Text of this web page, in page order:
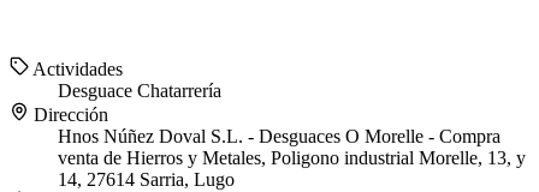
Actividades
Desguace Chatarrería
Dirección
Hnos Núñez Doval S.L. - Desguaces O Morelle - Compra
venta de Hierros y Metales, Poligono industrial Morelle, 13, y
14, 27614 Sarria, Lugo